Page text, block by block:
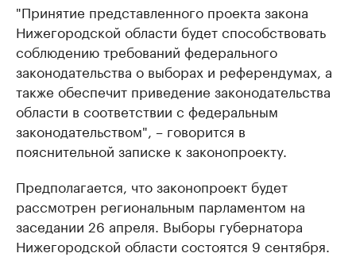
"Принятие представленного проекта закона
Нижегородской области будет способствовать
соблюдению требований федерального
законодательства о выборах и референдумах, а
также обеспечит приведение законодательства
области в соответствии с федеральным
законодательством", – говорится в
пояснительной записке к законопроекту.
Предполагается, что законопроект будет
рассмотрен региональным парламентом на
заседании 26 апреля. Выборы губернатора
Нижегородской области состоятся 9 сентября.​